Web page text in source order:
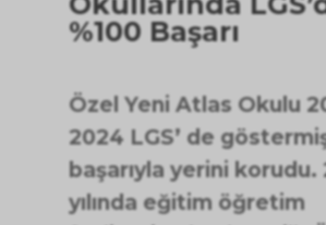
%100 Başarı
Özel Yeni Atlas Okulu
2024 LGS’ de
başarıyla yerini korudu.
yılında eğitim öğretim